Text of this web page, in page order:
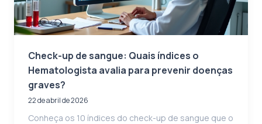
Check-up de sangue: Quais índices o
Hematologista avalia para prevenir doenças
graves?
22 de abril de 2026
Conheça os 10 índices do check-up de sangue que o